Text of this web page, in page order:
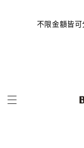
不限金額皆